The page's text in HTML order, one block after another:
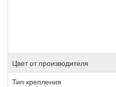
Цвет от производителя
Тип крепления